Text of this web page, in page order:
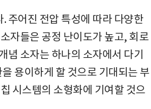
주어진 전압 특성에 따라 다양한
자들은 공정 난이도가 높고, 회로
념 소자는 하나의 소자에서 다기
용이하게 할 것으로 기대되는 부
시스템의 소형화에 기여할 것으